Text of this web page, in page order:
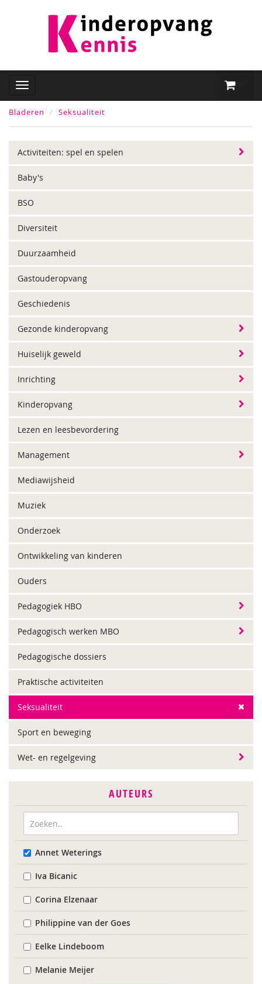
Bladeren Seksualiteit
Activiteiten: spel en spelen
Baby's
BSO
Diversiteit
Duurzaamheid
Gastouderopvang
Geschiedenis
Gezonde kinderopvang
Huiselijk geweld
Inrichting
Kinderopvang
Lezen en leesbevordering
Management
Mediawijsheid
Muziek
Onderzoek
Ontwikkeling van kinderen
Ouders
Pedagogiek HBO
Pedagogisch werken MBO
Pedagogische dossiers
Praktische activiteiten
Seksualiteit
Sport en beweging
Wet- en regelgeving
AUTEURS
Annet Weterings
Iva Bicanic
Corina Elzenaar
Philippine van der Goes
Eelke Lindeboom
Melanie Meijer